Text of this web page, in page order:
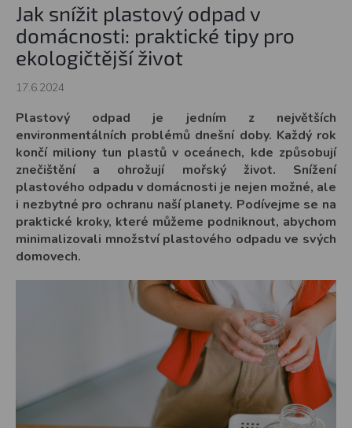
Jak snížit plastový odpad v
domácnosti: praktické tipy pro
ekologičtější život
17.6.2024
Plastový odpad je jedním z největších
environmentálních problémů dnešní doby. Každý rok
končí miliony tun plastů v oceánech, kde způsobují
znečištění a ohrožují mořský život. Snížení
plastového odpadu v domácnosti je nejen možné, ale
i nezbytné pro ochranu naší planety. Podívejme se na
praktické kroky, které můžeme podniknout, abychom
minimalizovali množství plastového odpadu ve svých
domovech.